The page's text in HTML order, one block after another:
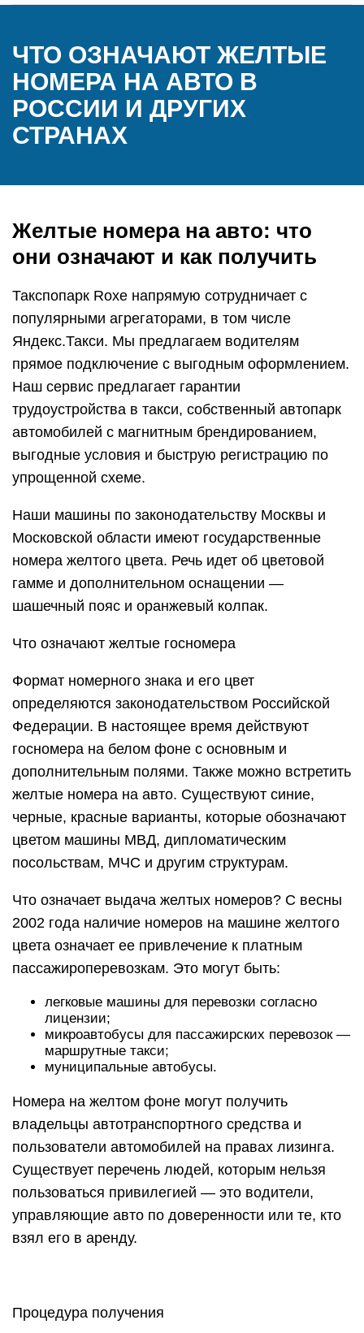
ЧТО ОЗНАЧАЮТ ЖЕЛТЫЕ
НОМЕРА НА АВТО В
РОССИИ И ДРУГИХ
СТРАНАХ
Желтые номера на авто: что
они означают и как получить
Такспопарк Roxe напрямую сотрудничает с
популярными агрегаторами, в том числе
Яндекс.Такси. Мы предлагаем водителям
прямое подключение с выгодным оформлением.
Наш сервис предлагает гарантии
трудоустройства в такси, собственный автопарк
автомобилей с магнитным брендированием,
выгодные условия и быструю регистрацию по
упрощенной схеме.
Наши машины по законодательству Москвы и
Московской области имеют государственные
номера желтого цвета. Речь идет об цветовой
гамме и дополнительном оснащении —
шашечный пояс и оранжевый колпак.
Что означают желтые госномера
Формат номерного знака и его цвет
определяются законодательством Российской
Федерации. В настоящее время действуют
госномера на белом фоне с основным и
дополнительным полями. Также можно встретить
желтые номера на авто. Существуют синие,
черные, красные варианты, которые обозначают
цветом машины МВД, дипломатическим
посольствам, МЧС и другим структурам.
Что означает выдача желтых номеров? С весны
2002 года наличие номеров на машине желтого
цвета означает ее привлечение к платным
пассажироперевозкам. Это могут быть:
легковые машины для перевозки согласно
лицензии;
микроавтобусы для пассажирских перевозок —
маршрутные такси;
муниципальные автобусы.
Номера на желтом фоне могут получить
владельцы автотранспортного средства и
пользователи автомобилей на правах лизинга.
Существует перечень людей, которым нельзя
пользоваться привилегией — это водители,
управляющие авто по доверенности или те, кто
взял его в аренду.
Процедура получения